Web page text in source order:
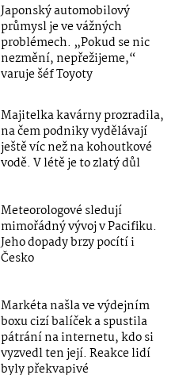
Japonský automobilový
průmysl je ve vážných
problémech. „Pokud se nic
nezmění, nepřežijeme,“
varuje šéf Toyoty
Majitelka kavárny prozradila,
na čem podniky vydělávají
ještě víc než na kohoutkové
vodě. V létě je to zlatý důl
Meteorologové sledují
mimořádný vývoj v Pacifiku.
Jeho dopady brzy pocítí i
Česko
Markéta našla ve výdejním
boxu cizí balíček a spustila
pátrání na internetu, kdo si
vyzvedl ten její. Reakce lidí
byly překvapivé